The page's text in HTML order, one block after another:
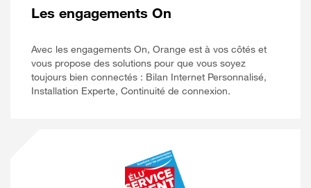
Les engagements On
Avec les engagements On, Orange est à vos côtés et
vous propose des solutions pour que vous soyez
toujours bien connectés : Bilan Internet Personnalisé,
Installation Experte, Continuité de connexion.